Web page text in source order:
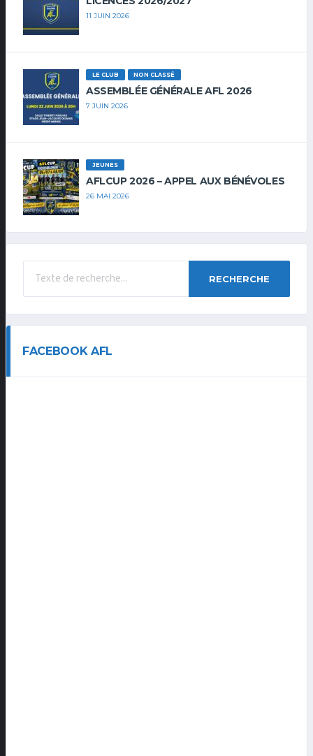
11 JUIN 2026
LE CLUB NON CLASSÉ
ASSEMBLÉE GÉNÉRALE AFL 2026
7 JUIN 2026
JEUNES
AFLCUP 2026 – APPEL AUX BÉNÉVOLES
26 MAI 2026
RECHERCHE
FACEBOOK AFL